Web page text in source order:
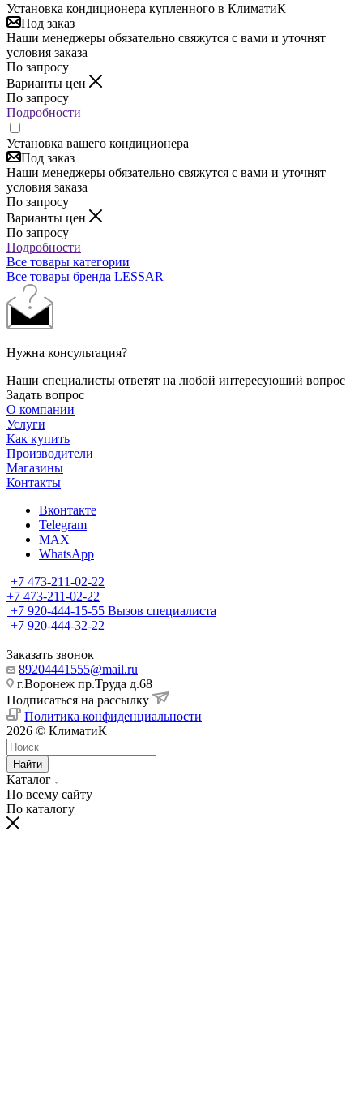
Установка кондиционера купленного в КлиматиК
Под заказ
Наши менеджеры обязательно свяжутся с вами и уточнят
условия заказа
По запросу
Варианты цен
По запросу
Подробности
Установка вашего кондиционера
Под заказ
Наши менеджеры обязательно свяжутся с вами и уточнят
условия заказа
По запросу
Варианты цен
По запросу
Подробности
Все товары категории
Все товары бренда LESSAR
Нужна консультация?
Наши специалисты ответят на любой интересующий вопрос
Задать вопрос
О компании
Услуги
Как купить
Производители
Магазины
Контакты
Вконтакте
Telegram
MAX
WhatsApp
+7 473-211-02-22
+7 473-211-02-22
+7 920-444-15-55 Вызов специалиста
+7 920-444-32-22
Заказать звонок
89204441555@mail.ru
г.Воронеж пр.Труда д.68
Подписаться на рассылку
Политика конфиденциальности
2026 © КлиматиК
Найти
Каталог
По всему сайту
По каталогу